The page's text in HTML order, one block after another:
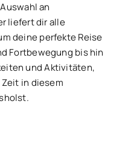
an
liefert dir alle
deine perfekte Reise
Fortbewegung bis hin
und Aktivitäten,
in diesem